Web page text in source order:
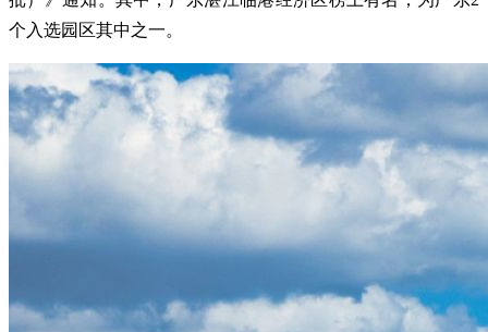
个入选园区其中之一。